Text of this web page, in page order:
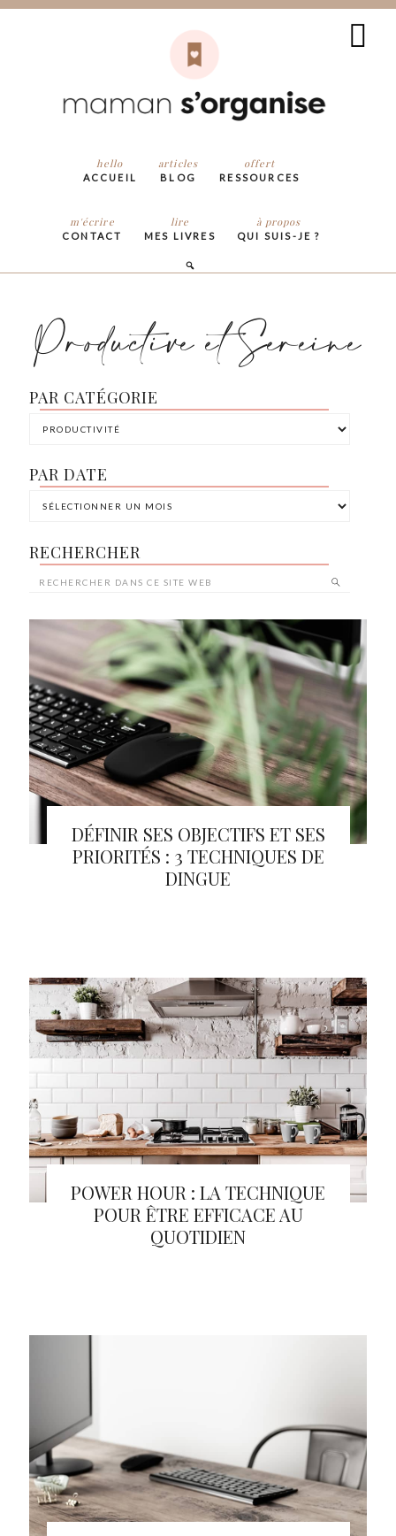
hello
ACCUEIL
articles
BLOG
offert
RESSOURCES
m'écrire
CONTACT
lire
MES LIVRES
à propos
QUI SUIS-JE ?
Productive et Sereine
PAR CATÉGORIE
PAR DATE
RECHERCHER
DÉFINIR SES OBJECTIFS ET SES
PRIORITÉS : 3 TECHNIQUES DE
DINGUE
POWER HOUR : LA TECHNIQUE
POUR ÊTRE EFFICACE AU
QUOTIDIEN